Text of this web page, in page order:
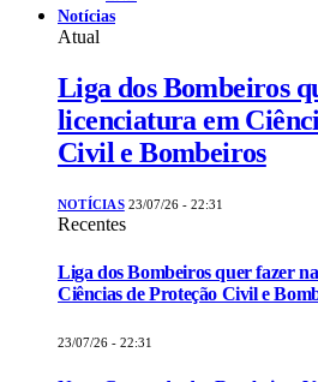
Notícias
Atual
Liga dos Bombeiros
licenciatura em
Civil e Bombeiros
NOTÍCIAS 23/07/26 - 22:31
Recentes
Liga dos Bombeiros quer fazer
Ciências de Proteção Civil e
23/07/26 - 22:31